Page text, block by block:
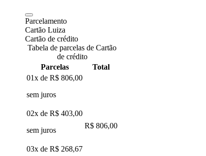
Parcelamento
Cartão Luiza
Cartão de crédito
Tabela de parcelas de Cartão
de crédito
Parcelas
Total
01x de R$ 806,00
sem juros
02x de R$ 403,00
sem juros
R$ 806,00
03x de R$ 268,67